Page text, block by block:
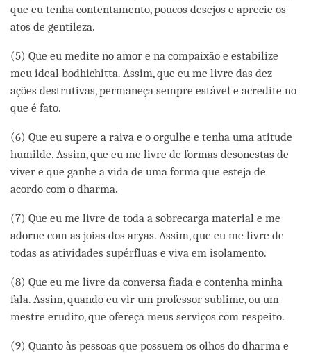
que eu tenha contentamento, poucos desejos e aprecie os
atos de gentileza.
(5) Que eu medite no amor e na compaixão e estabilize
meu ideal bodhichitta. Assim, que eu me livre das dez
ações destrutivas, permaneça sempre estável e acredite no
que é fato.
(6) Que eu supere a raiva e o orgulhe e tenha uma atitude
humilde. Assim, que eu me livre de formas desonestas de
viver e que ganhe a vida de uma forma que esteja de
acordo com o dharma.
(7) Que eu me livre de toda a sobrecarga material e me
adorne com as joias dos aryas. Assim, que eu me livre de
todas as atividades supérfluas e viva em isolamento.
(8) Que eu me livre da conversa fiada e contenha minha
fala. Assim, quando eu vir um professor sublime, ou um
mestre erudito, que ofereça meus serviços com respeito.
(9) Quanto às pessoas que possuem os olhos do dharma e